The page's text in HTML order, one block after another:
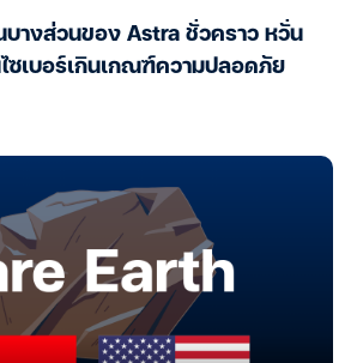
บางส่วนของ Astra ชั่วคราว หวั่น
ซเบอร์เกินเกณฑ์ความปลอดภัย